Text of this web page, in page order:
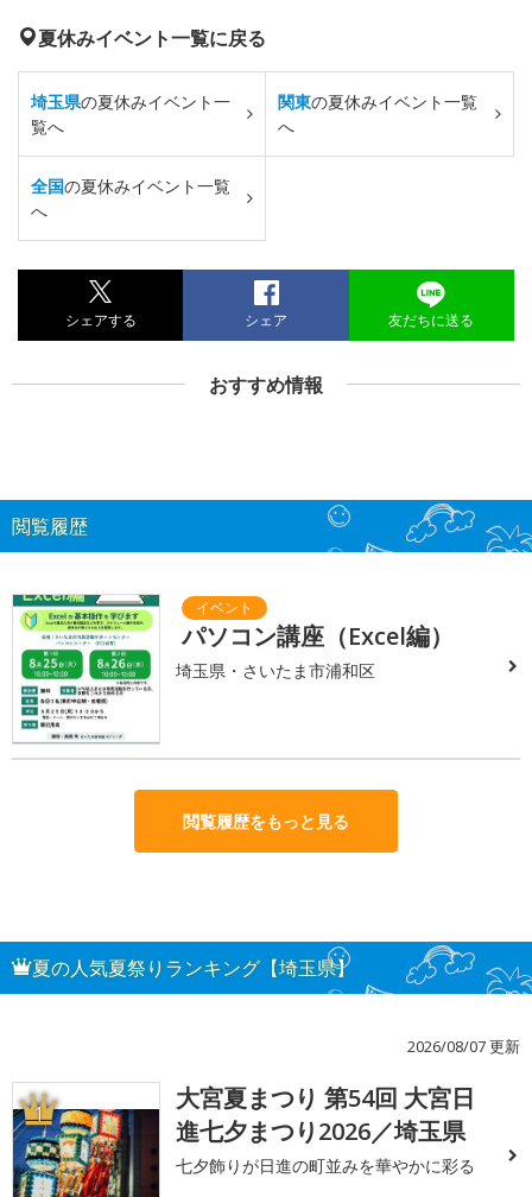
夏休みイベント一覧に戻る
埼玉県の夏休みイベント一
覧へ
関東の夏休みイベント一覧
へ
全国の夏休みイベント一覧
へ
シェアする シェア 友だちに送る
おすすめ情報
閲覧履歴
パソコン講座（Excel編）
埼玉県・さいたま市浦和区
閲覧履歴をもっと見る
夏の人気夏祭りランキング【埼玉県】
2026/08/07 更新
1
大宮夏まつり 第54回 大宮日
進七夕まつり2026／埼玉県
七夕飾りが日進の町並みを華やかに彩る